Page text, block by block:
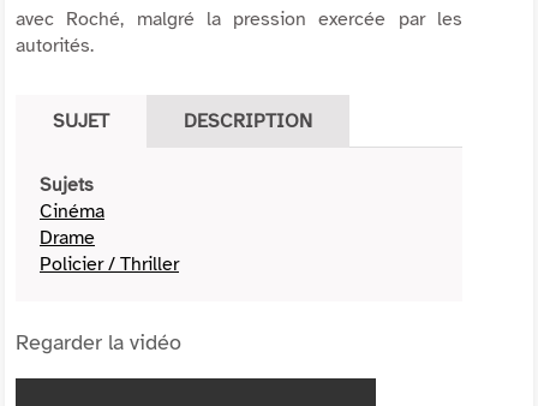
avec Roché, malgré la pression exercée par les
autorités.
SUJET DESCRIPTION
Sujets
Cinéma
Drame
Policier / Thriller
Regarder la vidéo